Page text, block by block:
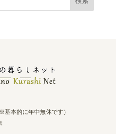
本的に年中無休です）